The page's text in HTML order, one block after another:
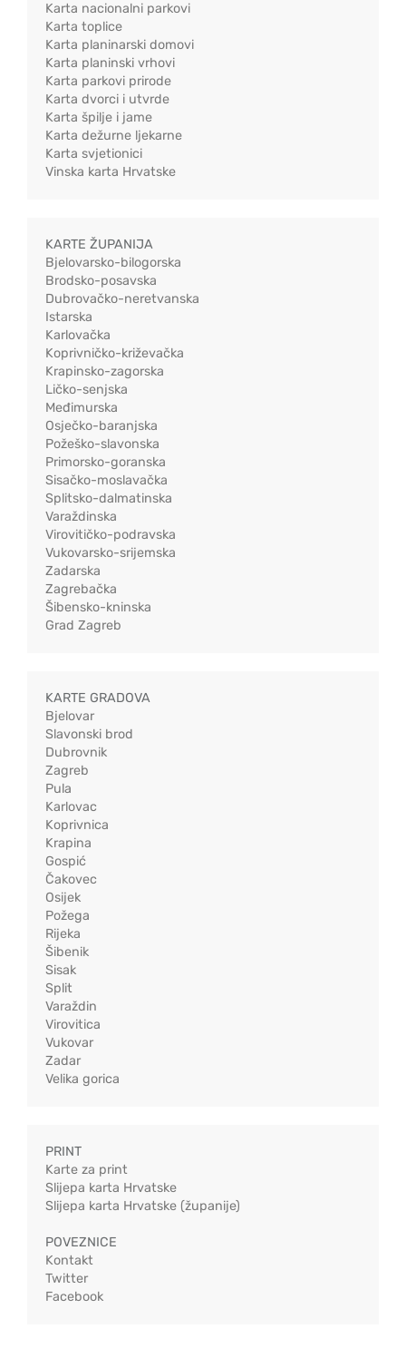
Karta nacionalni parkovi
Karta toplice
Karta planinarski domovi
Karta planinski vrhovi
Karta parkovi prirode
Karta dvorci i utvrde
Karta špilje i jame
Karta dežurne ljekarne
Karta svjetionici
Vinska karta Hrvatske
KARTE ŽUPANIJA
Bjelovarsko-bilogorska
Brodsko-posavska
Dubrovačko-neretvanska
Istarska
Karlovačka
Koprivničko-križevačka
Krapinsko-zagorska
Ličko-senjska
Međimurska
Osječko-baranjska
Požeško-slavonska
Primorsko-goranska
Sisačko-moslavačka
Splitsko-dalmatinska
Varaždinska
Virovitičko-podravska
Vukovarsko-srijemska
Zadarska
Zagrebačka
Šibensko-kninska
Grad Zagreb
KARTE GRADOVA
Bjelovar
Slavonski brod
Dubrovnik
Zagreb
Pula
Karlovac
Koprivnica
Krapina
Gospić
Čakovec
Osijek
Požega
Rijeka
Šibenik
Sisak
Split
Varaždin
Virovitica
Vukovar
Zadar
Velika gorica
PRINT
Karte za print
Slijepa karta Hrvatske
Slijepa karta Hrvatske (županije)
POVEZNICE
Kontakt
Twitter
Facebook